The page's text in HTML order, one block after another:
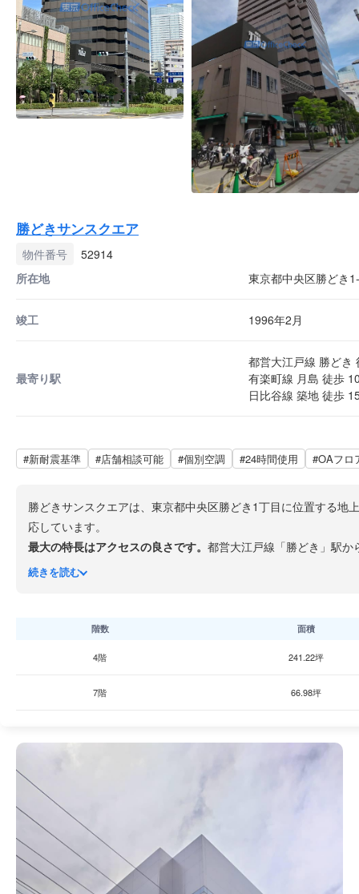
勝どきサンスクエア
物件番号
52914
所在地
東京都中央区勝どき
竣工 1996年2月
最寄り駅
都営大江戸線 勝どき
有楽町線 月島 徒歩
日比谷線 築地 徒歩
#新耐震基準 #店舗相談可能 #個別空調 #24時間使用 #OAフロ
勝どきサンスクエアは、東京都中央区勝どき1丁目に位置する
応しています。
最大の特長はアクセスの良さです。 都営大江戸線「勝どき」駅
できます。
ビルは晴海通りと清澄通りの交差点角地に位置し、視認性が高
勝どきエリアは近年タワーマンションの建設が相次ぎ人口が増
続きを読む
階数 面積
4階 241.22坪
7階 66.98坪